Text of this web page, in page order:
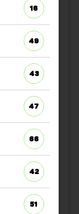
16
49
43
47
66
42
51